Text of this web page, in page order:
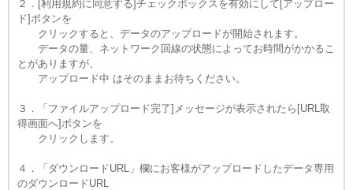
２．[利用規約に同意する]チェックボックスを有効にして[アップロー
ド]ボタンを
クリックすると、データのアップロードが開始されます。
データの量、ネットワーク回線の状態によってお時間がかかるこ
とがありますが、
アップロード中 はそのままお待ちください。
３．「ファイルアップロード完了]メッセージが表示されたら[URL取
得画面へ]ボタンを
クリックします。
４．「ダウンロードURL」欄にお客様がアップロードしたデータ専用
のダウンロードURL